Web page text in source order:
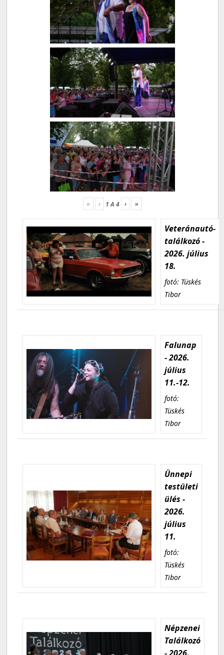
« ‹ 1A 4 › »
Veteránautó-
találkozó -
2026. július
18.
fotó: Tüskés
Tibor
Falunap
- 2026.
július
11.-12.
fotó:
Tüskés
Tibor
Ünnepi
testületi
ülés -
2026.
július
11.
fotó:
Tüskés
Tibor
Népzenei
Találkozó